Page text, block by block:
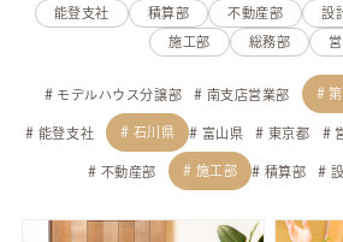
能登支社 積算部 不動産部 設
施工部 総務部
モデルハウス分譲部 南支店営業部
能登支社 石川県 富山県 東京都
不動産部 施工部 積算部